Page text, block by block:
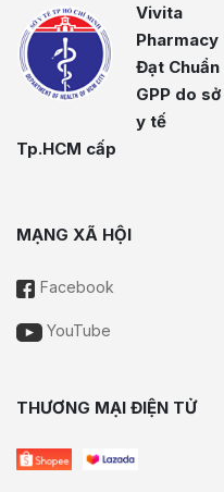
Vivita
Pharmacy
Đạt Chuẩn
GPP do sở
y tế
Tp.HCM cấp
MẠNG XÃ HỘI
Facebook
YouTube
THƯƠNG MẠI ĐIỆN TỬ